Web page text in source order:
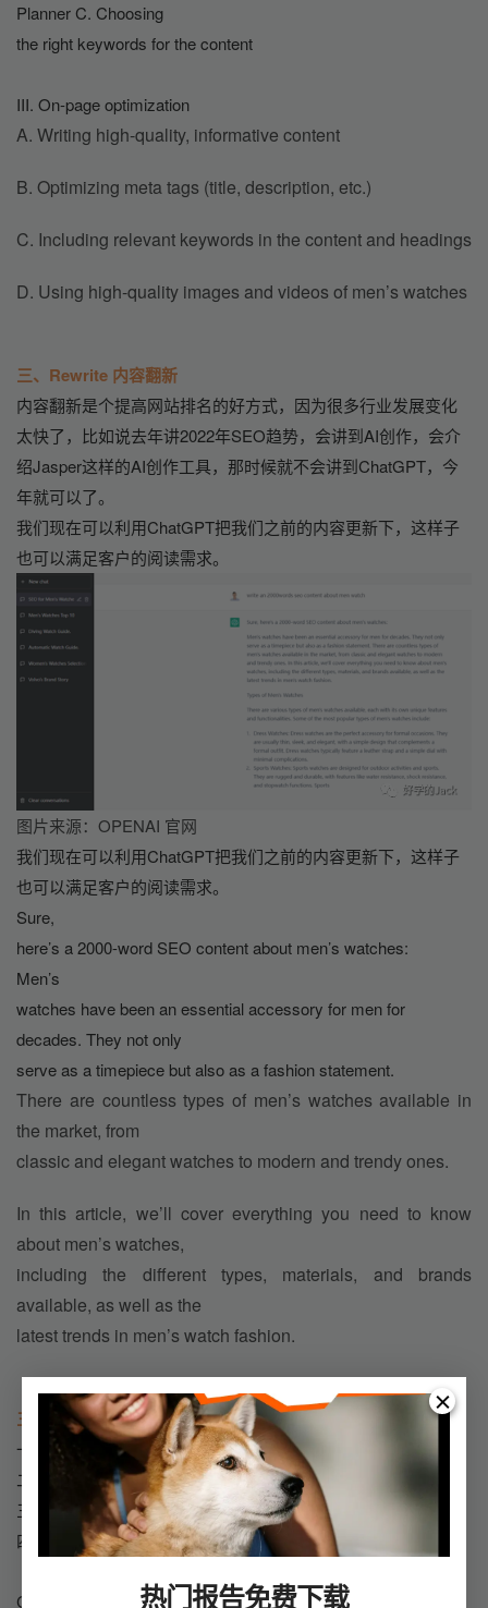
热门报告免费下载
Planner C. Choosing
the right keywords for the content
III. On-page optimization
A. Writing high-quality, informative content
B. Optimizing meta tags (title, description, etc.)
C. Including relevant keywords in the content and headings
D. Using high-quality images and videos of men’s watches
三、Rewrite 内容翻新
内容翻新是个提高网站排名的好方式，因为很多行业发展变化
太快了，比如说去年讲2022年SEO趋势，会讲到AI创作，会介
绍Jasper这样的AI创作工具，那时候就不会讲到ChatGPT，今
年就可以了。
我们现在可以利用ChatGPT把我们之前的内容更新下，这样子
也可以满足客户的阅读需求。
图片来源：OPENAI 官网
我们现在可以利用ChatGPT把我们之前的内容更新下，这样子
也可以满足客户的阅读需求。
Sure,
here’s a 2000-word SEO content about men’s watches:
Men’s
watches have been an essential accessory for men for
decades. They not only
serve as a timepiece but also as a fashion statement.
There are countless types of men’s watches available in
the market, from
classic and elegant watches to modern and trendy ones.
In this article, we’ll cover everything you need to know
about men’s watches,
including the different types, materials, and brands
available, as well as the
latest trends in men’s watch fashion.
三、ChatGPT 缺点
一、准确性、专业度有待提升
二、基础语法和内容的重复
三、原创性OK，但是是AI生成的
四、更新速度有待提升
ChatGPT这种AI工具是大量采集整理互联网上的数据，本身没